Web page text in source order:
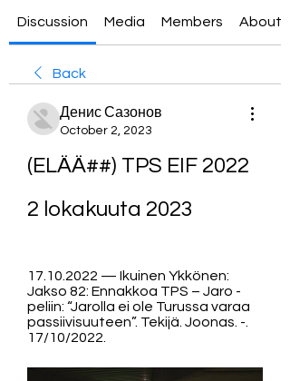
Discussion Media Members About
Back
Денис Сазонов
October 2, 2023
(ELÄÄ##) TPS EIF 2022
2 lokakuuta 2023
17.10.2022 — Ikuinen Ykkönen:
Jakso 82: Ennakkoa TPS – Jaro -
peliin: “Jarolla ei ole Turussa varaa
passiivisuuteen”. Tekijä. Joonas. -.
17/10/2022.